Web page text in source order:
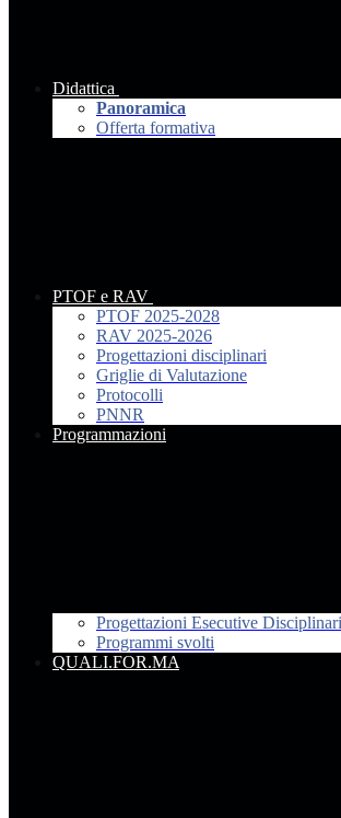
Didattica
Panoramica
Offerta formativa
PTOF e RAV
PTOF 2025-2028
RAV 2025-2026
Progettazioni disciplinari
Griglie di Valutazione
Protocolli
PNNR
Programmazioni
Progettazioni Esecutive Disciplinari
Programmi svolti
QUALI.FOR.MA